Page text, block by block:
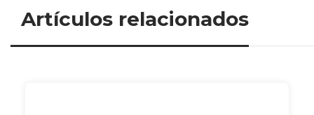
Artículos relacionados